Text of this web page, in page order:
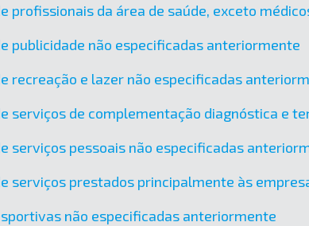
profissionais da área de saúde, exceto
publicidade não especificadas anteriormente
recreação e lazer não especificadas
serviços de complementação diagnóstica e
serviços pessoais não especificadas
serviços prestados principalmente às
não especificadas anteriormente